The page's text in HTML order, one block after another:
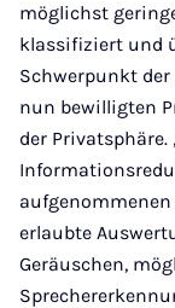
möglichst
klassifiziert und
Schwerpunkt
nun bewilligten
der
erlaubte
Geräuschen,